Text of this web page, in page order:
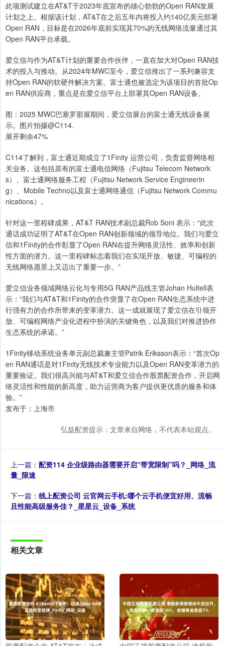
此项测试建立在AT&T于2023年底宣布的雄心勃勃的Open RAN发展
计划之上。根据该计划，AT&T在之后五年内将投入约140亿美元部署
Open RAN，目标是在2026年底前实现其70%的无线网络流量通过其
Open RAN平台承载。
爱立信与作为AT&T计划的重要合作伙伴，一直在加大对Open RAN技
术的投入与推动。从2024年MWC至今，爱立信推出了一系列兼容支
持Open RAN的软硬件解决方案。富士通也被选定为该项目的首批Op
en RAN供应商，重点是在爱立信平台上部署其Open RAN设备。
图：2025 MWC巴塞罗那展期间，爱立信展台的富士通无线设备展
示。图片拍摄@C114.
展开剩余47%
C114了解到，富士通近期成立了1Finity 运营公司，负责监督网络相
关业务。这包括原有的富士通电信网络（Fujitsu Telecom Network
s）、富士通网络服务工程（Fujitsu Network Service Engineerin
g）、Mobile Techno以及富士通网络通信（Fujitsu Network Commu
nications）。
针对这一里程碑成果，AT&T RAN技术副总裁Rob Soni 表示：“此次
通话成功证明了AT&T在Open RAN创新领域的领导地位。我们与爱立
信和1Finity的合作彰显了Open RAN在提升网络灵活性、效率和创新
性方面的潜力。这一里程碑标志着我们在实现开放、敏捷、可编程的
无线网络愿景上又迈出了重要一步。”
爱立信业务领域网络云化与专用5G RAN产品线主管Johan Hultell表
示：“我们与AT&T和1Finity的合作突显了在Open RAN生态系统中进
行强有力的合作所带来的变革潜力。这一成就展现了爱立信在引领开
放、可编程网络产业化进程中扮演的关键角色，以及我们对推进协作
生态系统的承诺。”
1Finity移动系统业务单元副总裁兼主管Patrik Eriksson表示：“首次Op
en RAN通话是对1Finity无线技术专业能力以及Open RAN变革潜力的
重要验证。我们很高兴能与AT&T和爱立信合作股票配资合作，开启网
络灵活性和性能的新高度，助力运营商为客户提供更优质的服务和体
验。”
发布于：上海市
弘益配资提示：文章来自网络，不代表本站观点。
上一篇： 配资114 企业级路由器需要开启“带宽限制”吗？_网络_流
量_限速
下一篇： 线上配资公司 云官网云手机:哪个云手机便宜好用、流畅
且性能高级服务佳？_星星云_设备_系统
相关文章